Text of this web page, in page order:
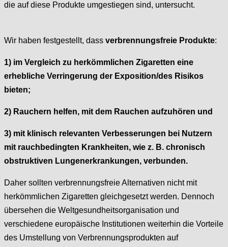
die auf diese Produkte umgestiegen sind, untersucht.
Wir haben festgestellt, dass verbrennungsfreie Produkte:
1) im Vergleich zu herkömmlichen Zigaretten eine
erhebliche Verringerung der Exposition/des Risikos
bieten;
2) Rauchern helfen, mit dem Rauchen aufzuhören und
3) mit klinisch relevanten Verbesserungen bei Nutzern
mit rauchbedingten Krankheiten, wie z. B. chronisch
obstruktiven Lungenerkrankungen, verbunden.
Daher sollten verbrennungsfreie Alternativen nicht mit
herkömmlichen Zigaretten gleichgesetzt werden. Dennoch
übersehen die Weltgesundheitsorganisation und
verschiedene europäische Institutionen weiterhin die Vorteile
des Umstellung von Verbrennungsprodukten auf